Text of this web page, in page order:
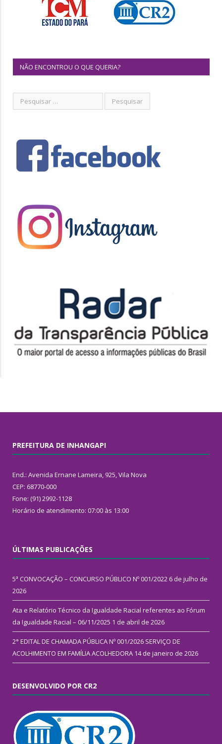
NÃO ENCONTROU O QUE QUERIA?
PREFEITURA DE INHANGAPI
End.: Avenida Ernane Lameira, 925, Vila Nova
CEP: 68770-000
Fone: (91) 2992-1128
Horário de atendimento: 07:00 às 13:00
ÚLTIMAS PUBLICAÇÕES
5ª CONVOCAÇÃO – CONCURSO PÚBLICO Nº 001/2022 6 de julho de
2026
Ata e Relatório Técnico da Igualdade Racial referentes ao Fórum
da Igualdade Racial – 06/11/2025 1 de abril de 2026
2° EDITAL DE CHAMADA PÚBLICA Nº 001/2026 SERVIÇO DE
ACOLHIMENTO EM FAMÍLIA ACOLHEDORA 14 de janeiro de 2026
DESENVOLVIDO POR CR2